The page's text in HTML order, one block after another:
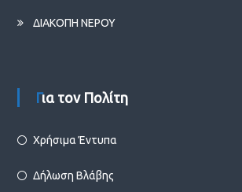
ΔΙΑΚΟΠΗ ΝΕΡΟΥ
Για τον Πολίτη
Χρήσιμα Έντυπα
Δήλωση Βλάβης